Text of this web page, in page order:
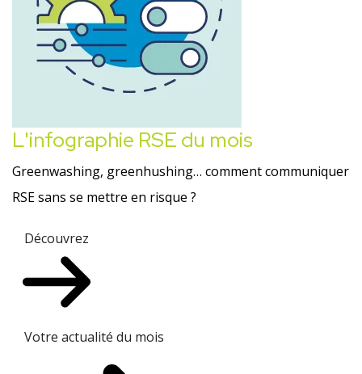
L'infographie RSE du mois
Greenwashing, greenhushing… comment communiquer
RSE sans se mettre en risque ?
Découvrez
Votre actualité du mois